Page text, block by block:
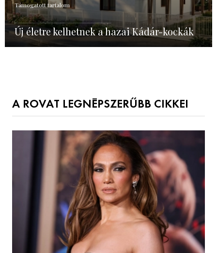
Támogatott tartalom
Új életre kelhetnek a hazai Kádár-kockák
A ROVAT LEGNÉPSZERŰBB CIKKEI